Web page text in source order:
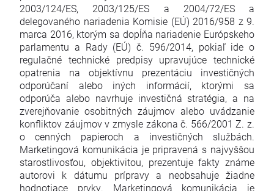
2003/124/ES, 2003/125/ES a 2004/72/ES a
delegovaného nariadenia Komisie (EÚ) 2016/958 z 9.
marca 2016, ktorým sa dopĺňa nariadenie Európskeho
parlamentu a Rady (EÚ) č. 596/2014, pokiaľ ide o
regulačné technické predpisy upravujúce technické
opatrenia na objektívnu prezentáciu investičných
odporúčaní alebo iných informácií, ktorými sa
odporúča alebo navrhuje investičná stratégia, a na
zverejňovanie osobitných záujmov alebo uvádzanie
konfliktov záujmov v zmysle zákona č. 566/2001 Z. z.
o cenných papieroch a investičných službách.
Marketingová komunikácia je pripravená s najvyššou
starostlivosťou, objektivitou, prezentuje fakty známe
autorovi k dátumu prípravy a neobsahuje žiadne
hodnotiace prvky. Marketingová komunikácia je